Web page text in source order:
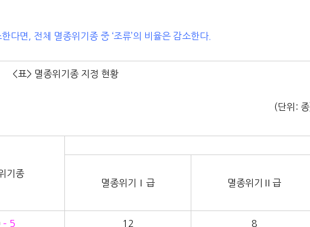
면, 전체 멸종위기종 중 ‘조류’의 비율은 감소한다.
<표> 멸종위기종 지정 현황
(단위:
기종
멸종위기Ⅰ급
멸종위기Ⅱ급
– 5 12 8